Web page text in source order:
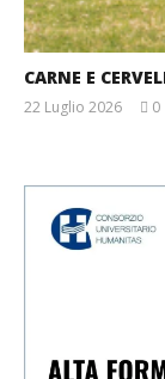
CARNE E
22 Luglio 2026
0